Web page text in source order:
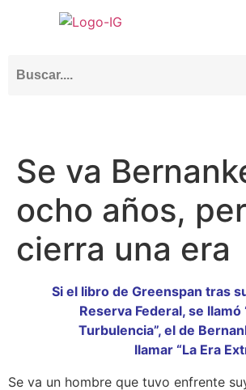
Se va
ocho años,
cierra una era
Si el libro de Greenspan tras
Reserva Federal, se llamó
Turbulencia”, el de
llamar “La Era
Se va un hombre que tuvo enfrente